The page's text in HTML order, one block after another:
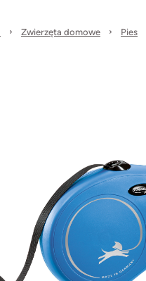
Zwierzęta domowe Pies